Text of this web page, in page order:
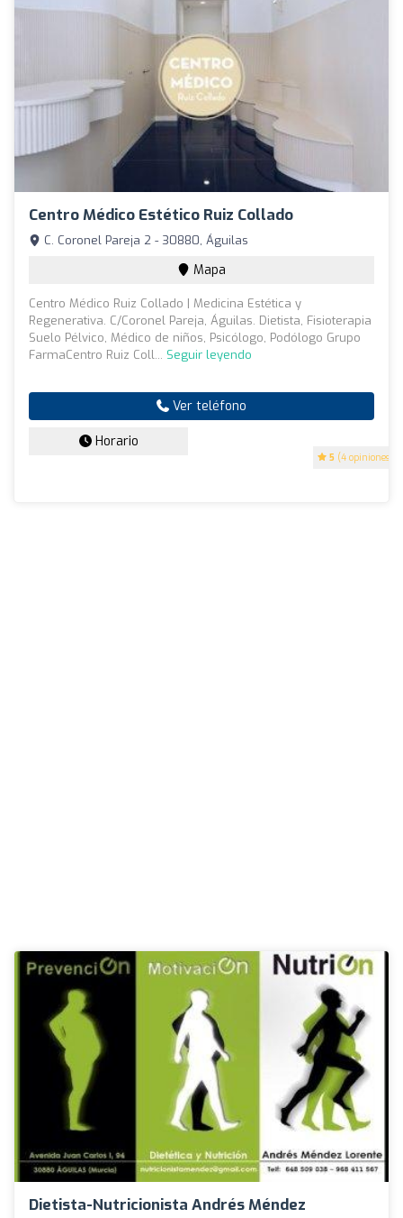
Centro Médico Estético Ruiz Collado
5 (4 opiniones)
C. Coronel Pareja 2 - 30880, Águilas
Mapa
Centro Médico Ruiz Collado | Medicina Estética y
Regenerativa. C/Coronel Pareja, Águilas. Dietista, Fisioterapia
Suelo Pélvico, Médico de niños, Psicólogo, Podólogo Grupo
FarmaCentro Ruiz Coll... Seguir leyendo
Ver teléfono
Horario
Dietista-Nutricionista Andrés Méndez